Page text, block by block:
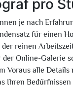
pro
je nach
für einen
reinen
der Online-Galerie
Voraus alle
Ihren